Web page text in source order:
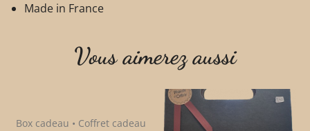
Made in France
Vous aimerez aussi
Box cadeau • Coffret cadeau